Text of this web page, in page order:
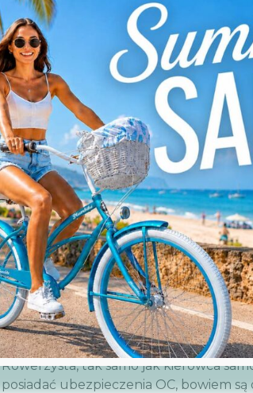
Rowery miejskie
Kiedy na rynku pojawiły się pierwsze
kłopotu. Dziś jednak te różnice są tak
ich wcale. Poznaj najczęstsze różnice
miejskie damskie i męskie – budowa
Ubezpieczenie
Rowerzysta, tak samo jak kierowca
posiadać ubezpieczenia OC, bowiem